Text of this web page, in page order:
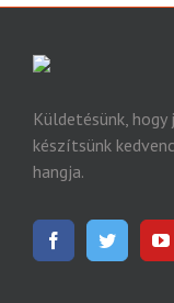
Küldetésünk,
készítsünk
hangja.